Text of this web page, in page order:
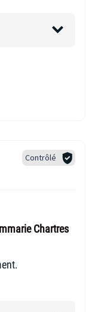
Contrôlé
Chartres